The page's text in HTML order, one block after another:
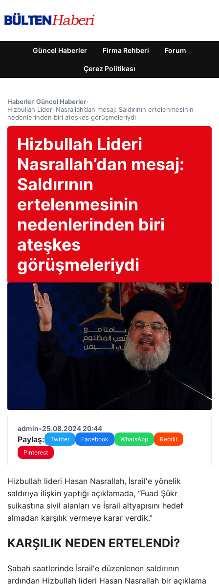
Güncel Haberler Firma Rehberi Forum
Çerez Politikası
Haberler›Güncel Haberler›
Hizbullah Lideri Nasrallah’dan mesaj: Saldırının ertelenmesinin
nedenlerinden biri ateşkes görüşmeleriydi
Hizbullah Lideri
Nasrallah’dan mesaj:
Saldırının
ertelenmesinin
nedenlerinden biri
ateşkes
görüşmeleriydi
admin•25.08.2024 20:44
Paylaş: Twitter Facebook WhatsApp
Reddit
Pinterest
Hizbullah lideri Hasan Nasrallah, İsrail'e yönelik
saldırıya ilişkin yaptığı açıklamada, “Fuad Şükr
suikastına sivil alanları ve İsrail altyapısını hedef
almadan karşılık vermeye karar verdik.”
KARŞILIK NEDEN ERTELENDİ?
Sabah saatlerinde İsrail'e düzenlenen saldırının
ardından Hizbullah lideri Hasan Nasrallah bir açıklama